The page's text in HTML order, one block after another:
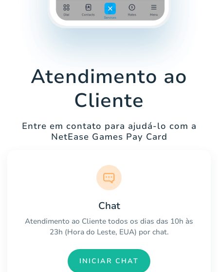
Atendimento ao
Cliente
Entre em contato para ajudá-lo com a
NetEase Games Pay Card
Chat
Atendimento ao Cliente todos os dias das 10h às
23h (Hora do Leste, EUA) por chat.
INICIAR CHAT